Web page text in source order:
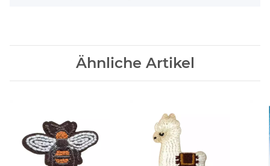
Ähnliche Artikel